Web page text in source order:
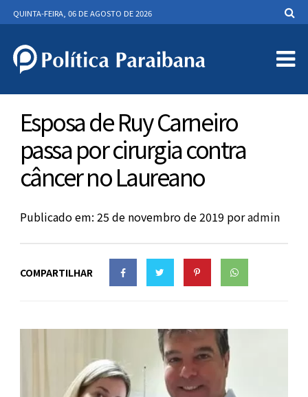
QUINTA-FEIRA, 06 DE AGOSTO DE 2026
Esposa de Ruy Carneiro
passa por cirurgia contra
câncer no Laureano
Publicado em: 25 de novembro de 2019 poradmin
COMPARTILHAR